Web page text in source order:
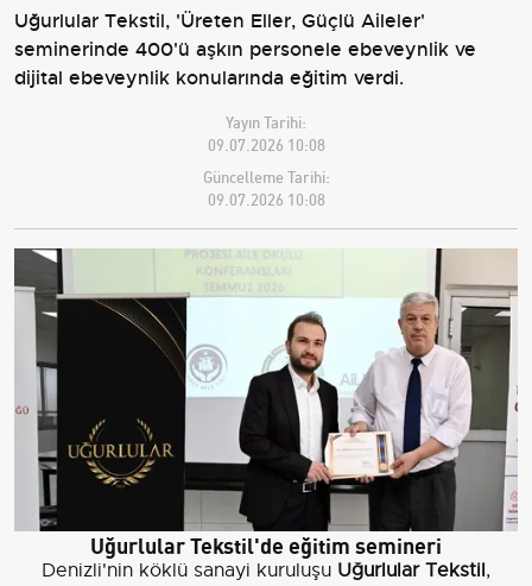
Uğurlular Tekstil, 'Üreten Eller, Güçlü Aileler'
seminerinde 400'ü aşkın personele ebeveynlik ve
dijital ebeveynlik konularında eğitim verdi.
Yayın Tarihi:
09.07.2026 10:08
Güncelleme Tarihi:
09.07.2026 10:08
Uğurlular Tekstil'de eğitim semineri
Denizli'nin köklü sanayi kuruluşu Uğurlular Tekstil,